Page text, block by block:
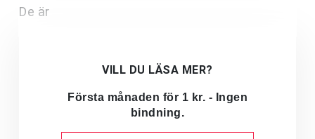
De är
VILL DU LÄSA MER?
Första månaden för 1 kr. - Ingen
bindning.